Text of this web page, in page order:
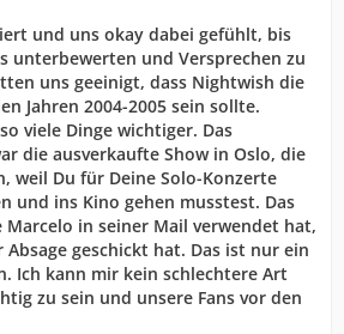
und uns okay dabei gefühlt, bis
unterbewerten und Versprechen zu
uns geeinigt, dass Nightwish die
Jahren 2004-2005 sein sollte.
viele Dinge wichtiger. Das
die ausverkaufte Show in Oslo, die
weil Du für Deine Solo-Konzerte
und ins Kino gehen musstest. Das
in seiner Mail verwendet hat,
geschickt hat. Das ist nur ein
Ich kann mir kein schlechtere Art
zu sein und unsere Fans vor den